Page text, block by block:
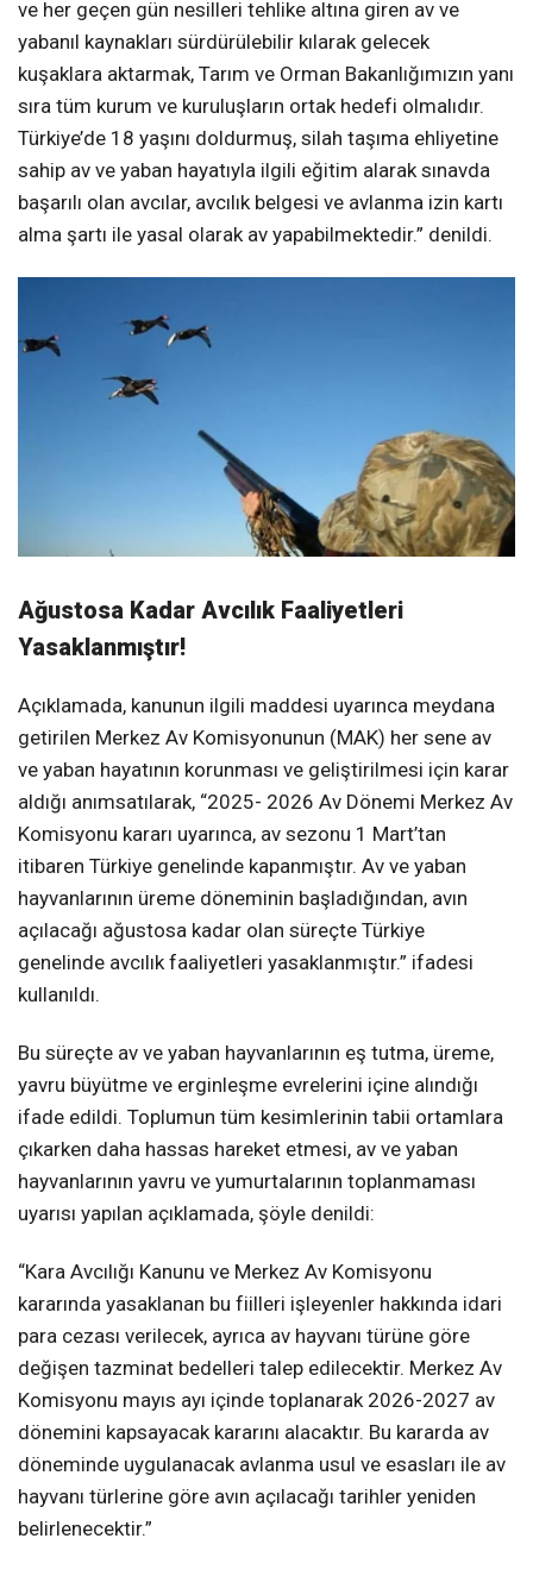
ve her geçen gün nesilleri tehlike altına giren av ve
yabanıl kaynakları sürdürülebilir kılarak gelecek
kuşaklara aktarmak, Tarım ve Orman Bakanlığımızın yanı
sıra tüm kurum ve kuruluşların ortak hedefi olmalıdır.
Türkiye’de 18 yaşını doldurmuş, silah taşıma ehliyetine
sahip av ve yaban hayatıyla ilgili eğitim alarak sınavda
başarılı olan avcılar, avcılık belgesi ve avlanma izin kartı
alma şartı ile yasal olarak av yapabilmektedir.” denildi.
Ağustosa Kadar Avcılık Faaliyetleri
Yasaklanmıştır!
Açıklamada, kanunun ilgili maddesi uyarınca meydana
getirilen Merkez Av Komisyonunun (MAK) her sene av
ve yaban hayatının korunması ve geliştirilmesi için karar
aldığı anımsatılarak, “2025- 2026 Av Dönemi Merkez Av
Komisyonu kararı uyarınca, av sezonu 1 Mart’tan
itibaren Türkiye genelinde kapanmıştır. Av ve yaban
hayvanlarının üreme döneminin başladığından, avın
açılacağı ağustosa kadar olan süreçte Türkiye
genelinde avcılık faaliyetleri yasaklanmıştır.” ifadesi
kullanıldı.
Bu süreçte av ve yaban hayvanlarının eş tutma, üreme,
yavru büyütme ve erginleşme evrelerini içine alındığı
ifade edildi. Toplumun tüm kesimlerinin tabii ortamlara
çıkarken daha hassas hareket etmesi, av ve yaban
hayvanlarının yavru ve yumurtalarının toplanmaması
uyarısı yapılan açıklamada, şöyle denildi:
“Kara Avcılığı Kanunu ve Merkez Av Komisyonu
kararında yasaklanan bu fiilleri işleyenler hakkında idari
para cezası verilecek, ayrıca av hayvanı türüne göre
değişen tazminat bedelleri talep edilecektir. Merkez Av
Komisyonu mayıs ayı içinde toplanarak 2026-2027 av
dönemini kapsayacak kararını alacaktır. Bu kararda av
döneminde uygulanacak avlanma usul ve esasları ile av
hayvanı türlerine göre avın açılacağı tarihler yeniden
belirlenecektir.”